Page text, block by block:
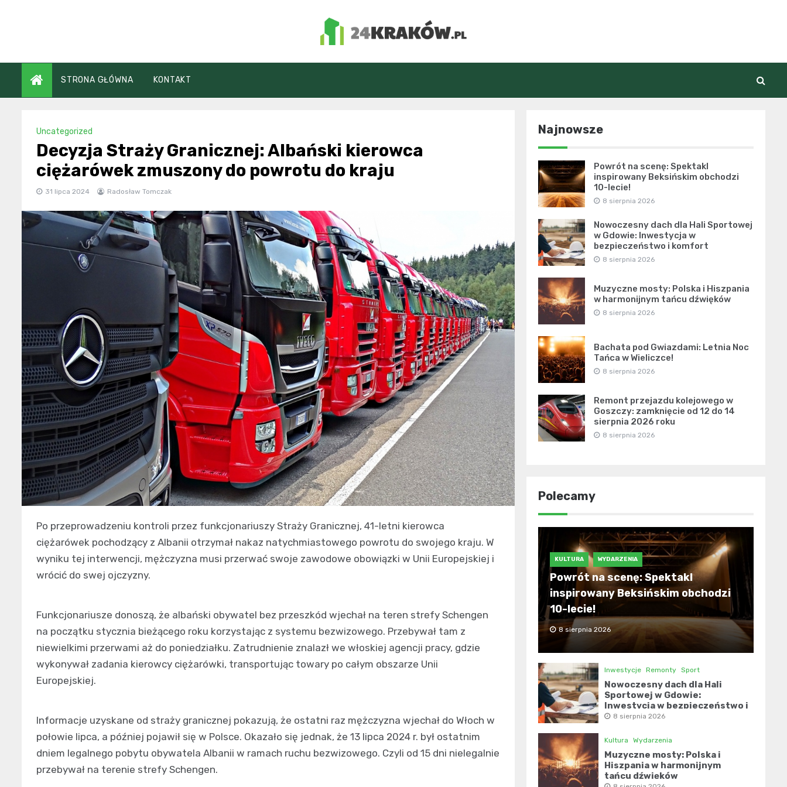
24Kraków.pl
STRONA GŁÓWNA KONTAKT
Uncategorized
Decyzja Straży Granicznej: Albański kierowca
ciężarówek zmuszony do powrotu do kraju
31 lipca 2024 Radosław Tomczak
Po przeprowadzeniu kontroli przez funkcjonariuszy Straży Granicznej, 41-letni kierowca
ciężarówek pochodzący z Albanii otrzymał nakaz natychmiastowego powrotu do swojego kraju. W
wyniku tej interwencji, mężczyzna musi przerwać swoje zawodowe obowiązki w Unii Europejskiej i
wrócić do swej ojczyzny.
Funkcjonariusze donoszą, że albański obywatel bez przeszkód wjechał na teren strefy Schengen
na początku stycznia bieżącego roku korzystając z systemu bezwizowego. Przebywał tam z
niewielkimi przerwami aż do poniedziałku. Zatrudnienie znalazł we włoskiej agencji pracy, gdzie
wykonywał zadania kierowcy ciężarówki, transportując towary po całym obszarze Unii
Europejskiej.
Informacje uzyskane od straży granicznej pokazują, że ostatni raz mężczyzna wjechał do Włoch w
połowie lipca, a później pojawił się w Polsce. Okazało się jednak, że 13 lipca 2024 r. był ostatnim
dniem legalnego pobytu obywatela Albanii w ramach ruchu bezwizowego. Czyli od 15 dni nielegalnie
przebywał na terenie strefy Schengen.
Najnowsze
Powrót na scenę: Spektakl
inspirowany Beksińskim obchodzi
10-lecie!
8 sierpnia 2026
Nowoczesny dach dla Hali Sportowej
w Gdowie: Inwestycja w
bezpieczeństwo i komfort
8 sierpnia 2026
Muzyczne mosty: Polska i Hiszpania
w harmonijnym tańcu dźwięków
8 sierpnia 2026
Bachata pod Gwiazdami: Letnia Noc
Tańca w Wieliczce!
8 sierpnia 2026
Remont przejazdu kolejowego w
Goszczy: zamknięcie od 12 do 14
sierpnia 2026 roku
8 sierpnia 2026
Polecamy
KULTURA WYDARZENIA
Powrót na scenę: Spektakl
inspirowany Beksińskim obchodzi
10-lecie!
8 sierpnia 2026
Inwestycje Remonty Sport
Nowoczesny dach dla Hali
Sportowej w Gdowie:
Inwestycja w bezpieczeństwo i
komfort
8 sierpnia 2026
Kultura Wydarzenia
Muzyczne mosty: Polska i
Hiszpania w harmonijnym
tańcu dźwięków